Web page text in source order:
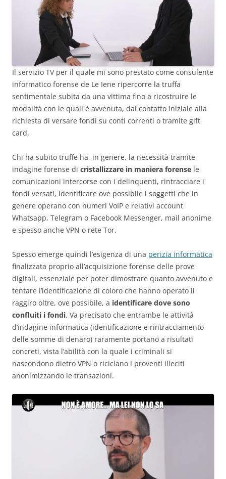
Il servizio TV per il quale mi sono prestato come consulente
informatico forense de Le Iene ripercorre la truffa
sentimentale subita da una vittima fino a ricostruire le
modalità con le quali è avvenuta, dal contatto iniziale alla
richiesta di versare fondi su conti correnti o tramite gift
card.
Chi ha subito truffe ha, in genere, la necessità tramite
indagine forense di cristallizzare in maniera forense le
comunicazioni intercorse con i delinquenti, rintracciare i
fondi versati, identificare ove possibile i soggetti che in
genere operano con numeri VoIP e relativi account
Whatsapp, Telegram o Facebook Messenger, mail anonime
e spesso anche VPN o rete Tor.
Spesso emerge quindi l’esigenza di una perizia informatica
finalizzata proprio all’acquisizione forense delle prove
digitali, essenziale per poter dimostrare quanto avvenuto e
tentare l’identificazione di coloro che hanno operato il
raggiro oltre, ove possibile, a identificare dove sono
confluiti i fondi. Va precisato che entrambe le attività
d’indagine informatica (identificazione e rintracciamento
delle somme di denaro) raramente portano a risultati
concreti, vista l’abilità con la quale i criminali si
nascondono dietro VPN o riciclano i proventi illeciti
anonimizzando le transazioni.